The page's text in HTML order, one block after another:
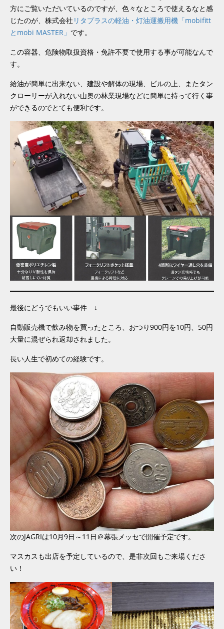
方にご覧いただいているのですが、色々なところで使えるなと感
じたのが、株式会社 リタプラスの軽油・灯油運搬用機「mobifitt
とmobi MASTER」 です。
この容器、危険物取扱資格・免許不要で使用する事が可能なんで
す。
給油が簡単に出来ない、建設や解体の現場、ビルの上、またタン
クローリーが入れない山奥の林業現場などに簡単に持って行く事
ができるのでとても便利です。
最後にどうでもいい事件 ↓
自動販売機で飲み物を買ったところ、おつり900円を10円、50円
大量に混ぜられ返却されました。
長い人生で初めての経験です。
次のJAGRIは10月9日～11日＠幕張メッセで開催予定です。
マスカスも出店を予定しているので、是非次回もご来場くださ
い！